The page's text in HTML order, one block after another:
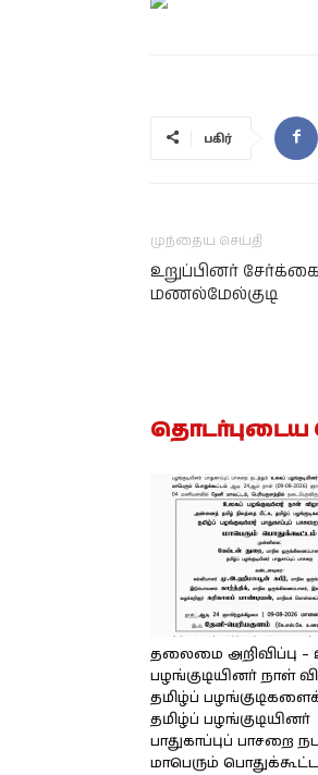
பகிர்
முந்தைய செய்தி
உறுப்பினர்
மணல்மேல்குடி
தலைமை அறிவிப்பு –
பழங்குடியினர் நாள்
தமிழ்ப்
தமிழ்ப் பழங்குடியினர்
பாதுகாப்புப் பாசறை
மாபெரும்